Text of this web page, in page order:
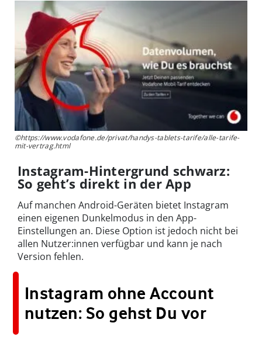
©https://www.vodafone.de/privat/handys-tablets-tarife/alle-tarife-
mit-vertrag.html
Instagram-Hintergrund schwarz:
So geht’s direkt in der App
Auf manchen Android-Geräten bietet Instagram
einen eigenen Dunkelmodus in den App-
Einstellungen an. Diese Option ist jedoch nicht bei
allen Nutzer:innen verfügbar und kann je nach
Version fehlen.
Instagram ohne Account
nutzen: So gehst Du vor